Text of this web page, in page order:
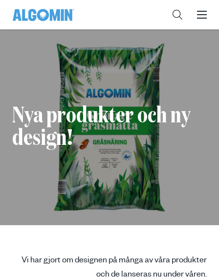
Nya produkter och ny
design!
Vi har gjort om designen på många av våra produkter
och de lanseras nu under våren.